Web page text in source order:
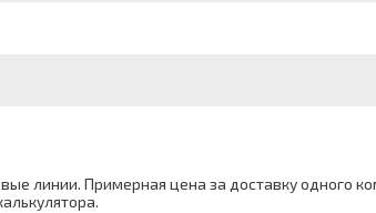
линии. Примерная цена за доставку одного
.